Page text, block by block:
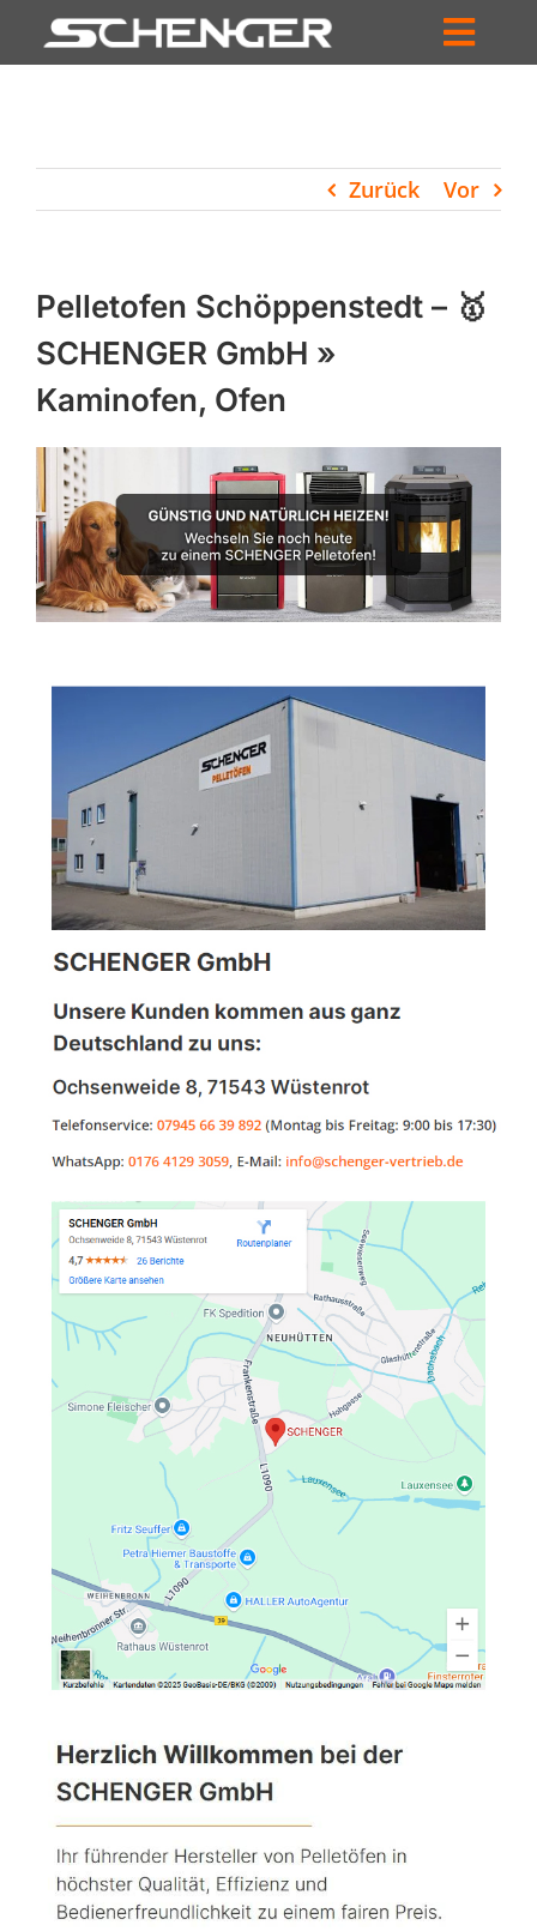
Inhalt
HÄNDLERSUCHE
UNTERNEHMEN
PROFIL
WARENKORB
PRODUCTS
SEARCH
Zurück Vor
Pelletofen Schöppenstedt – 🥇
SCHENGER GmbH »
Kaminofen, Ofen